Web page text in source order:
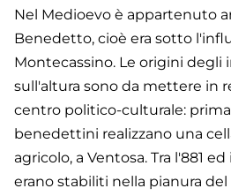
Nel Medioevo è appartenuto
Benedetto, cioè era sotto
Montecassino. Le origini degli
sull'altura sono da mettere in
centro politico-culturale:
benedettini realizzano una
agricolo, a Ventosa. Tra l'881 ed
erano stabiliti nella pianura del